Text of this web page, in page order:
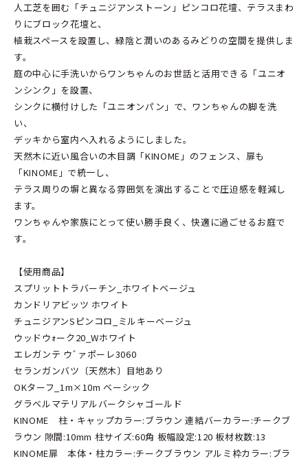
人工芝を囲む「チュニジアンストーン」ピンコロ花壇、テラスまわ
りにブロック花壇と、
植栽スペースを設置し、緑陰と潤いのあるみどりの空間を提供しま
す。
庭の中心に手洗いからワンちゃんのお世話と活用できる「ユニオ
ンシンク」を設置、
シンクに横付けした「ユニオンパン」で、ワンちゃんの脚を洗
い、
デッキから室内へ入れるようにしました。
天然木に近い風合いの木目調「KINOME」のフェンス、扉も
「KINOME」で統一し、
テラス周りの塀と異なる雰囲気を演出することで圧迫感を軽減し
ます。
ワンちゃんや家族にとって使い勝手良く、快適に過ごせるお庭で
す。
【使用商品】
スプリットトラバーチン_ホワイトベージュ
カンドリアビッツ ホワイト
チュニジアンSピンコロ_ミルキーベージュ
ウッドウｫーク20_Wホワイト
エレガンテ ウﾞァポーレ3060
セランガンバツ〔天然木〕目地あり
OKターフ_1m×10m ベーシック
グラベルマテリアルバークシャゴールド
KINOME 柱・キャップカラー:ブラウン 連結バーカラー:チークブ
ラウン 隙間:10mm 柱サイズ:60角 板幅設定:120 板材枚数:13
KINOME扉 本体・柱カラー:チークブラウン アルミ枠カラー:ブラ